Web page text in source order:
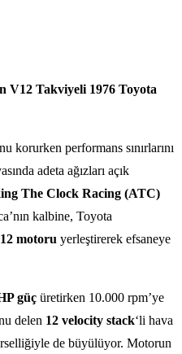
V12 Takviyeli 1976 Toyota
performans sınırlarını
adeta ağızları açık
The Clock Racing (ATC)
kalbine, Toyota
motoru yerleştirerek efsaneye
güç üretirken 10.000 rpm’ye
delen 12 velocity stack‘li hava
de büyülüyor. Motorun